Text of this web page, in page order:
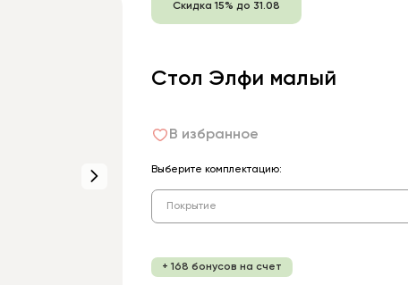
Скидка 15% до 31.08
Стол Элфи малый
В избранное
Выберите комплектацию:
Покрытие
+ 168 бонусов на счет